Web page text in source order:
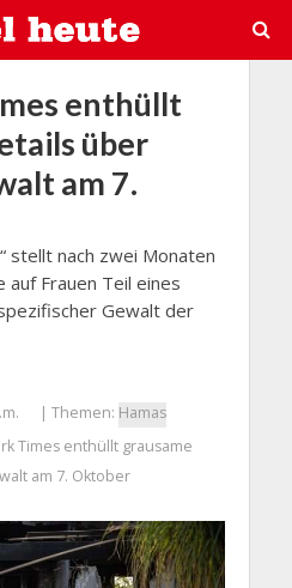
enthüllt
über
am 7.
stellt nach zwei Monaten
Frauen Teil eines
Gewalt der
| Themen: Hamas
Times enthüllt grausame
am 7. Oktober